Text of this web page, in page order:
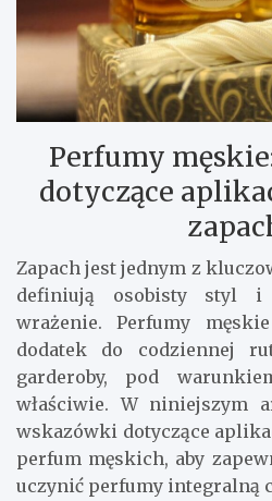
Perfumy
dotyczące
Zapach jest jednym z
definiują osobisty styl i
wrażenie. Perfumy
dodatek do codziennej
garderoby, pod
właściwie. W niniejszym
wskazówki dotyczące
perfum męskich, aby
uczynić perfumy integralną